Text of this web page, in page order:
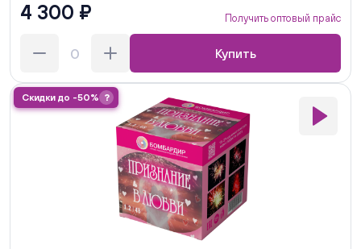
4 300 ₽ Получить оптовый прайс
Купить
Скидки до -50% ?